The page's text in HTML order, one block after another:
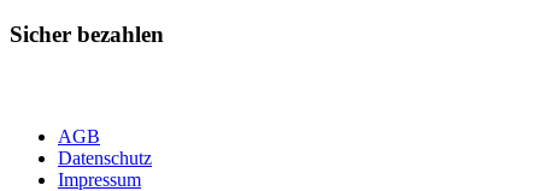
Sicher bezahlen
AGB
Datenschutz
Impressum